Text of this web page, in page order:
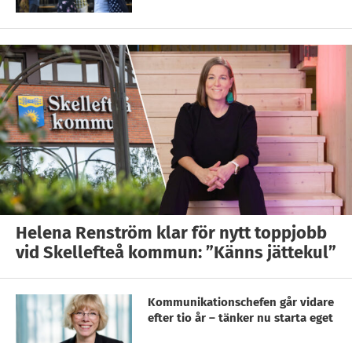
Helena Renström klar för nytt toppjobb
vid Skellefteå kommun: ”Känns jättekul”
Kommunikationschefen går vidare
efter tio år – tänker nu starta eget